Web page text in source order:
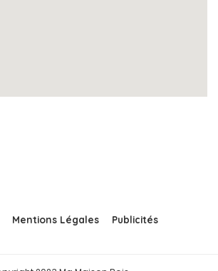
Mentions Légales Publicités